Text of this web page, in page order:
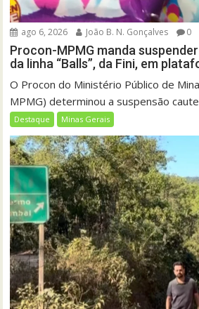
ago 6, 2026 João B. N. Gonçalves 0
Procon-MPMG manda
da linha “Balls”, da Fini, em
O Procon do Ministério Público de
MPMG) determinou a suspensão
Destaque Minas Gerais